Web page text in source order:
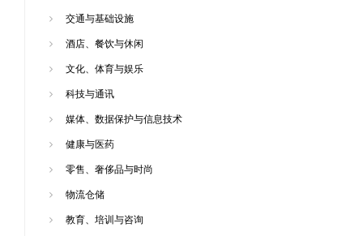
交通与基础设施
酒店、餐饮与休闲
文化、体育与娱乐
科技与通讯
媒体、数据保护与信息技术
健康与医药
零售、奢侈品与时尚
物流仓储
教育、培训与咨询